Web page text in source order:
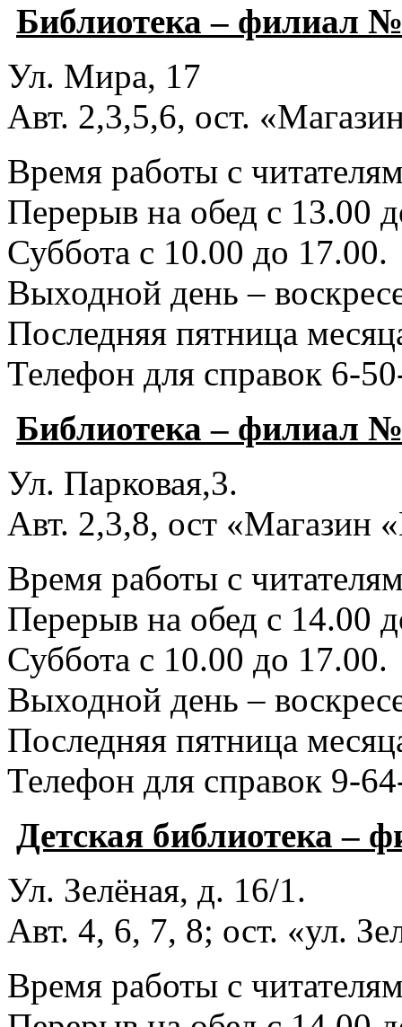
Библиотека – филиал
Ул. Мира, 17
Авт. 2,3,5,6, ост.
Время работы с
Перерыв на обед с 13.00
Суббота с 10.00 до 17.00.
Выходной день –
Последняя пятница
Телефон для справок 6-
Библиотека – филиал
Ул. Парковая,3.
Авт. 2,3,8, ост «Магазин
Время работы с
Перерыв на обед с 14.00
Суббота с 10.00 до 17.00.
Выходной день –
Последняя пятница
Телефон для справок 9-
Детская библиотека –
Ул. Зелёная, д. 16/1.
Авт. 4, 6, 7, 8; ост. «ул.
Время работы с